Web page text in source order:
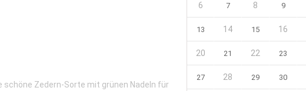
schöne Zedern-Sorte mit grünen Nadeln für
6 7 8 9
13 14 15 16
20 21 22 23
27 28 29 30